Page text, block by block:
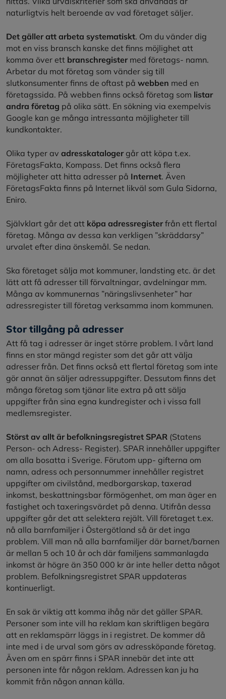
naturligtvis helt beroende av vad företaget säljer.
Det gäller att arbeta systematiskt. Om du vänder dig
mot en viss bransch kanske det finns möjlighet att
komma över ett branschregistermed företags- namn.
Arbetar du mot företag som vänder sig till
slutkonsumenter finns de oftast på webben med en
företagssida. På webben finns också företag som listar
andra företag på olika sätt. En sökning via exempelvis
Google kan ge många intressanta möjligheter till
kundkontakter.
Olika typer av adresskatalogergår att köpa t.ex.
FöretagsFakta, Kompass. Det finns också flera
möjligheter att hitta adresser på Internet. Även
FöretagsFakta finns på Internet likväl som Gula Sidorna,
Eniro.
Självklart går det att köpa adressregisterfrån ett flertal
företag. Många av dessa kan verkligen ”skräddarsy”
urvalet efter dina önskemål. Se nedan.
Ska företaget sälja mot kommuner, landsting etc. är det
lätt att få adresser till förvaltningar, avdelningar mm.
Många av kommunernas ”näringslivsenheter” har
adressregister till företag verksamma inom kommunen.
Stor tillgång på adresser
Att få tag i adresser är inget större problem. I vårt land
finns en stor mängd register som det går att välja
adresser från. Det finns också ett flertal företag som inte
gör annat än säljer adressuppgifter. Dessutom finns det
många företag som tjänar lite extra på att sälja
uppgifter från sina egna kundregister och i vissa fall
medlemsregister.
Störst av allt är befolkningsregistret SPAR (Statens
Person- och Adress- Register). SPAR innehåller uppgifter
om alla bosatta i Sverige. Förutom upp- gifterna om
namn, adress och personnummer innehåller registret
uppgifter om civilstånd, medborgarskap, taxerad
inkomst, beskattningsbar förmögenhet, om man äger en
fastighet och taxeringsvärdet på denna. Utifrån dessa
uppgifter går det att selektera rejält. Vill företaget t.ex.
nå alla barnfamiljer i Östergötland så är det inga
problem. Vill man nå alla barnfamiljer där barnet/barnen
är mellan 5 och 10 år och där familjens sammanlagda
inkomst är högre än 350 000 kr är inte heller detta något
problem. Befolkningsregistret SPAR uppdateras
kontinuerligt.
En sak är viktig att komma ihåg när det gäller SPAR.
Personer som inte vill ha reklam kan skriftligen begära
att en reklamspärr läggs in i registret. De kommer då
inte med i de urval som görs av adressköpande företag.
Även om en spärr finns i SPAR innebär det inte att
personen inte får någon reklam. Adressen kan ju ha
kommit från någon annan källa.